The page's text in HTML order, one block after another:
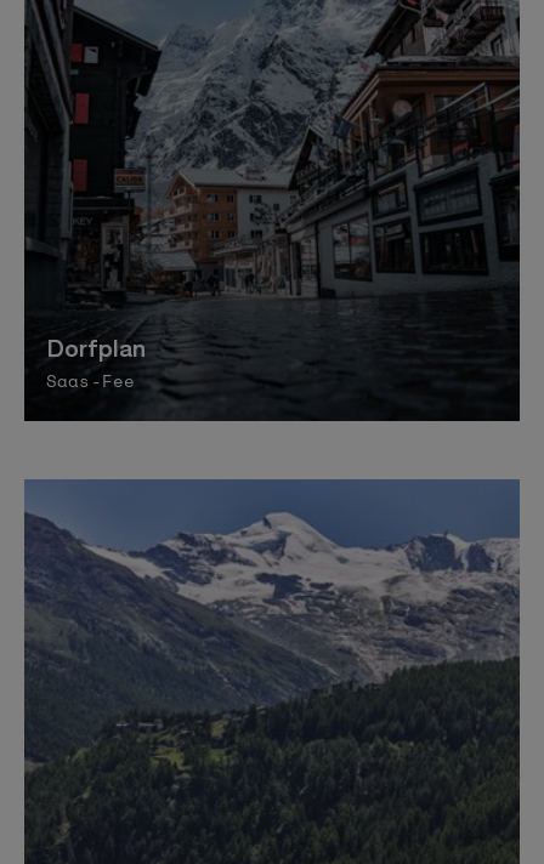
Dorfplan
Saas-Fee